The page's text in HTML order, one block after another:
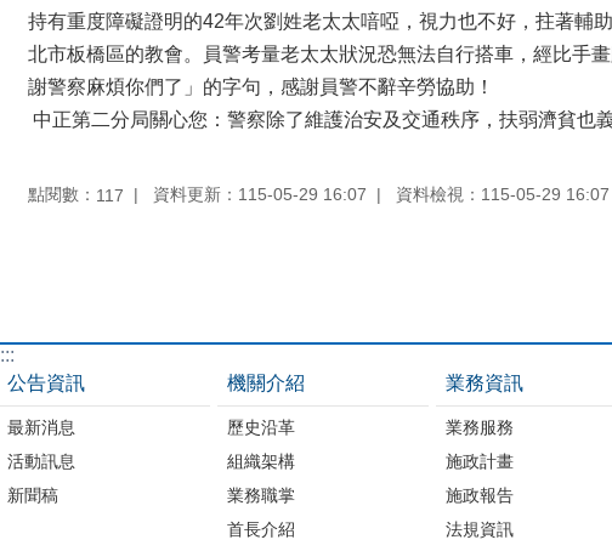
持有重度障礙證明的42年次劉姓老太太喑啞，視力也不好，拄著輔
北市板橋區的教會。員警考量老太太狀況恐無法自行搭車，經比手
謝警察麻煩你們了」的字句，感謝員警不辭辛勞協助！
中正第二分局關心您：警察除了維護治安及交通秩序，扶弱濟貧也
點閱數： 117 資料更新：115-05-29 16:07 資料檢視：115-05-29 16:07
:::
公告資訊
最新消息
活動訊息
新聞稿
機關介紹
歷史沿革
組織架構
業務職掌
首長介紹
業務資訊
業務服務
施政計畫
施政報告
法規資訊